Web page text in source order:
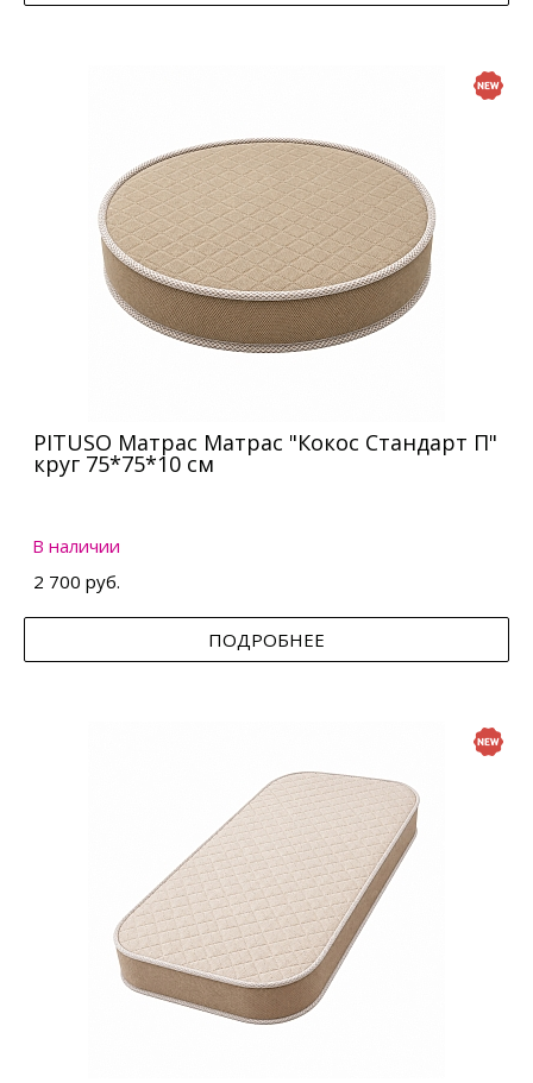
PITUSO Матрас Матрас "Кокос Стандарт П"
круг 75*75*10 см
В наличии
2 700 руб.
ПОДРОБНЕЕ